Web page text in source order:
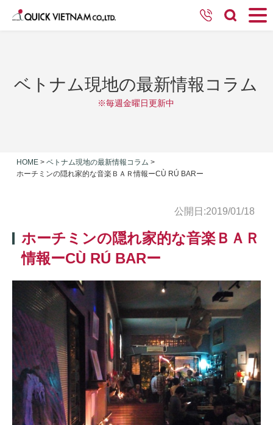
ベトナム現地の最新情報コラム
※毎週金曜日更新中
HOME > ベトナム現地の最新情報コラム >
ホーチミンの隠れ家的な音楽ＢＡＲ情報ーCÙ RÚ BARー
公開日:2019/01/18
ホーチミンの隠れ家的な音楽ＢＡＲ
情報ーCÙ RÚ BARー